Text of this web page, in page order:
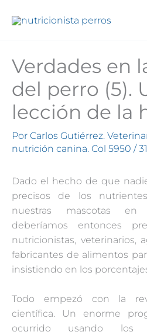
Verdades en
del perro (5).
lección de la
Por Carlos Gutiérrez.
nutrición canina. Col 5950 /
Dado el hecho de que
precisos de los
nuestras mascotas en
deberíamos entonces
nutricionistas, veterinarios,
fabricantes de alimentos
insistiendo en los
Todo empezó con la
científica. Un enorme
ocurrido usando los